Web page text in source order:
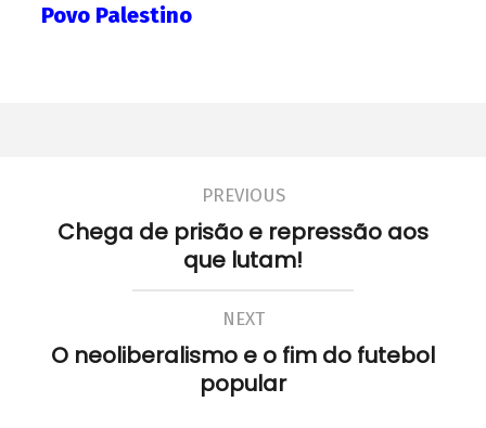
de
Povo Palestino
PREVIOUS
Chega de prisão e repressão aos
que lutam!
NEXT
O neoliberalismo e o fim do futebol
popular